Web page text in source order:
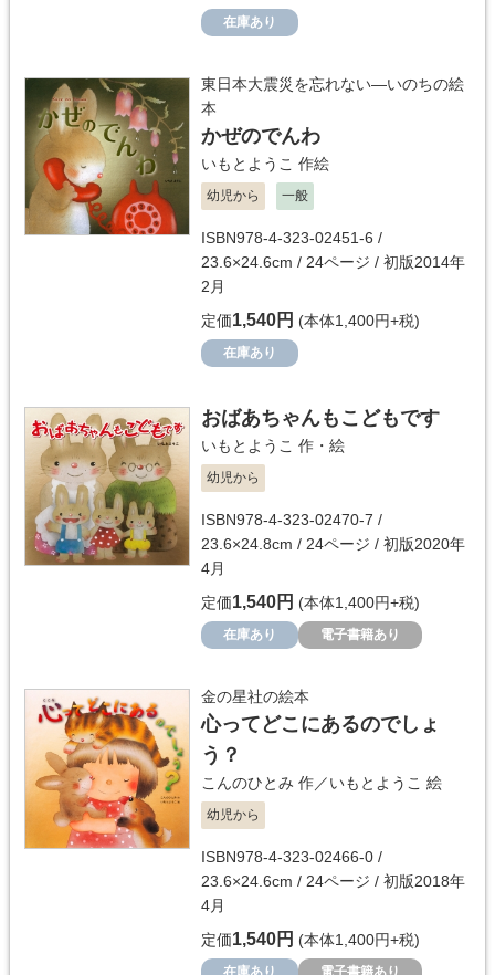
在庫あり
東日本大震災を忘れない―いのちの絵
本
かぜのでんわ
いもとようこ 作絵
幼児から 一般
ISBN978-4-323-02451-6 /
23.6×24.6cm / 24ページ / 初版2014年
2月
定価1,540円 (本体1,400円+税)
在庫あり
おばあちゃんもこどもです
いもとようこ 作・絵
幼児から
ISBN978-4-323-02470-7 /
23.6×24.8cm / 24ページ / 初版2020年
4月
定価1,540円 (本体1,400円+税)
在庫あり 電子書籍あり
金の星社の絵本
心ってどこにあるのでしょ
う？
こんのひとみ 作／いもとようこ 絵
幼児から
ISBN978-4-323-02466-0 /
23.6×24.6cm / 24ページ / 初版2018年
4月
定価1,540円 (本体1,400円+税)
在庫あり 電子書籍あり